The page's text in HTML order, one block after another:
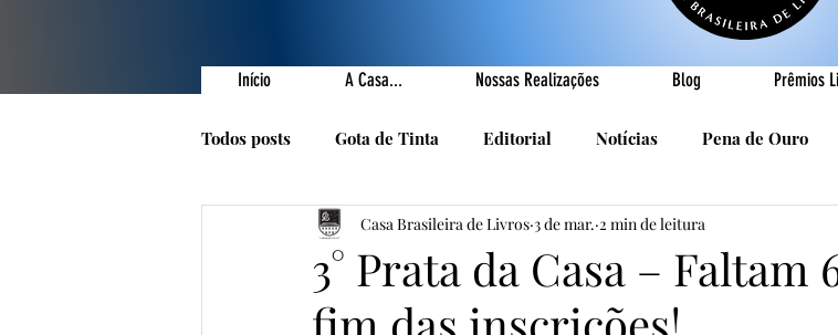
Início A Casa... Nossas Realizações Blog Prêmios
Todos posts Gota de Tinta Editorial Notícias Pena de Ouro
Prêmios Literários Nossas Realizações Cândido Luís Vasques
1001 Poetas Autores da Casa R. Roldan-Roldan
3° Prata da Casa – Faltam
Casa Brasileira de Livros 3 de mar. 2 min de leitura